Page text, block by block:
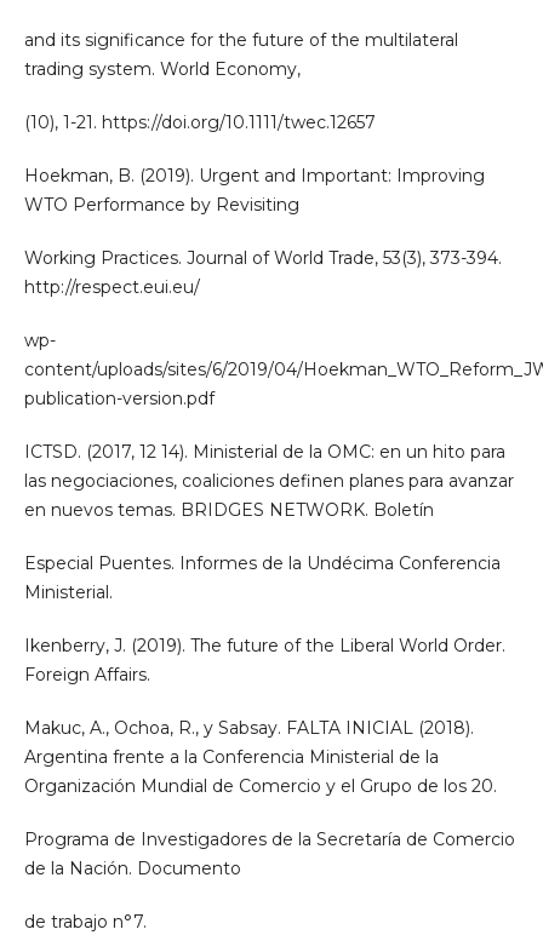
and its significance for the future of the multilateral
trading system. World Economy,
(10), 1-21. https://doi.org/10.1111/twec.12657
Hoekman, B. (2019). Urgent and Important: Improving
WTO Performance by Revisiting
Working Practices. Journal of World Trade, 53(3), 373-394.
http://respect.eui.eu/
wp-
content/uploads/sites/6/2019/04/
publication-version.pdf
ICTSD. (2017, 12 14). Ministerial de la OMC: en un hito para
las negociaciones, coaliciones definen planes para avanzar
en nuevos temas. BRIDGES NETWORK. Boletín
Especial Puentes. Informes de la Undécima Conferencia
Ministerial.
Ikenberry, J. (2019). The future of the Liberal World Order.
Foreign Affairs.
Makuc, A., Ochoa, R., y Sabsay. FALTA INICIAL (2018).
Argentina frente a la Conferencia Ministerial de la
Organización Mundial de Comercio y el Grupo de los 20.
Programa de Investigadores de la Secretaría de Comercio
de la Nación. Documento
de trabajo n°7.